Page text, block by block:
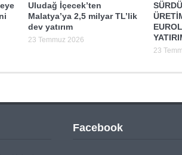
Uludağ İçecek’ten
Malatya’ya 2,5 milyar TL’lik
dev yatırım
23 Temmuz 2026
23
Yaman Çelişki
Facebook